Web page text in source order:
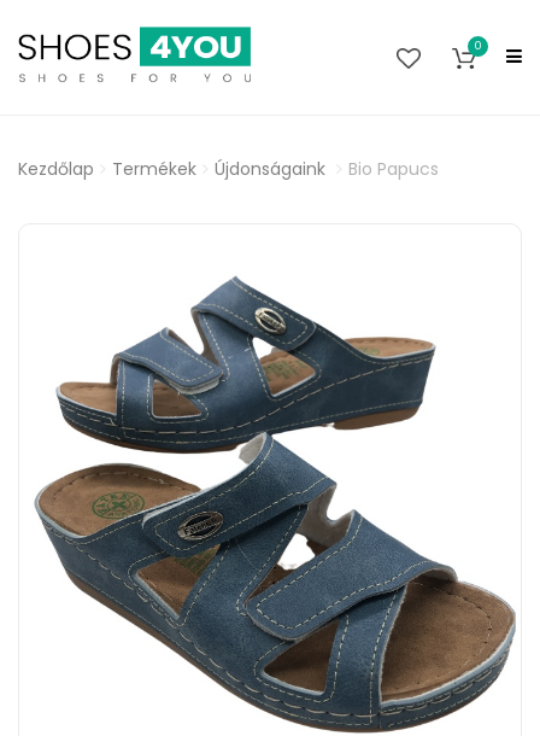
0
Kezdőlap Termékek Újdonságaink Bio Papucs